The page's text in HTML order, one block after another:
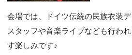
会場では、ドイツ伝統の民族衣装
スタッフや音楽ライブなども行わ
す楽しみです♪